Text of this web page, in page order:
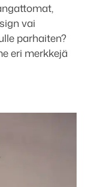
vai
parhaiten?
eri merkkejä